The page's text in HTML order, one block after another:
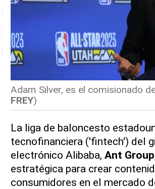
Adam Silver, es el comisionado
FREY)
La liga de baloncesto
tecnofinanciera ('fintech') del
electrónico Alibaba, Ant Group
estratégica para crear
consumidores en el mercado